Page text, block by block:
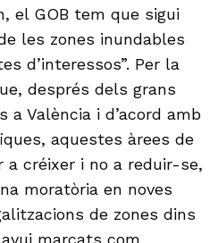
el GOB tem que sigui
les zones inundables
d’interessos”. Per la
després dels grans
a València i d’acord amb
aquestes àrees de
a créixer i no a reduir-se,
moratòria en noves
de zones dins
marcats com